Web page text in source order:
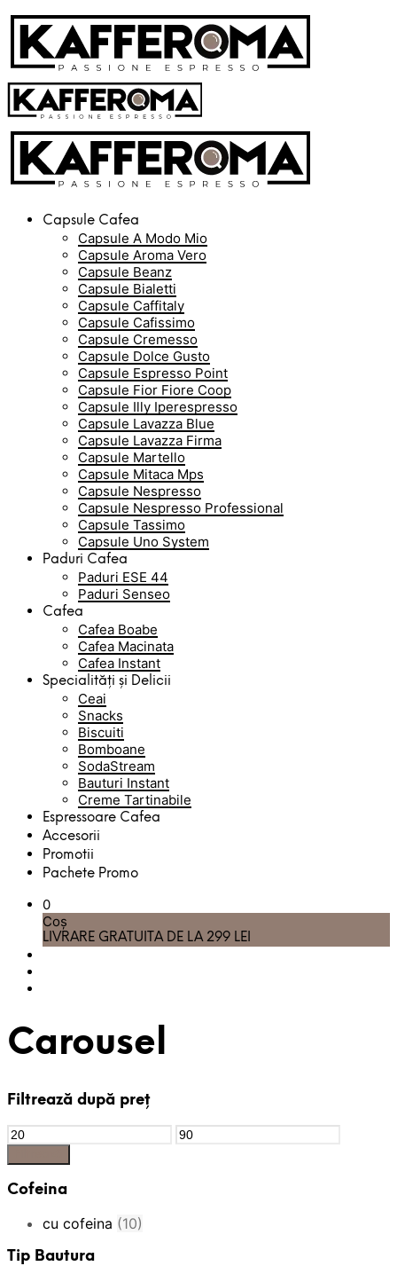
Capsule Cafea
Capsule A Modo Mio
Capsule Aroma Vero
Capsule Beanz
Capsule Bialetti
Capsule Caffitaly
Capsule Cafissimo
Capsule Cremesso
Capsule Dolce Gusto
Capsule Espresso Point
Capsule Fior Fiore Coop
Capsule Illy Iperespresso
Capsule Lavazza Blue
Capsule Lavazza Firma
Capsule Martello
Capsule Mitaca Mps
Capsule Nespresso
Capsule Nespresso Professional
Capsule Tassimo
Capsule Uno System
Paduri Cafea
Paduri ESE 44
Paduri Senseo
Cafea
Cafea Boabe
Cafea Macinata
Cafea Instant
Specialități și Delicii
Ceai
Snacks
Biscuiti
Bomboane
SodaStream
Bauturi Instant
Creme Tartinabile
Espressoare Cafea
Accesorii
Promotii
Pachete Promo
0
Coș
LIVRARE GRATUITA DE LA 299 LEI
Carousel
Filtrează după preț
Preț
Minim
Preț
Cofeina
cu cofeina (10)
Tip Bautura